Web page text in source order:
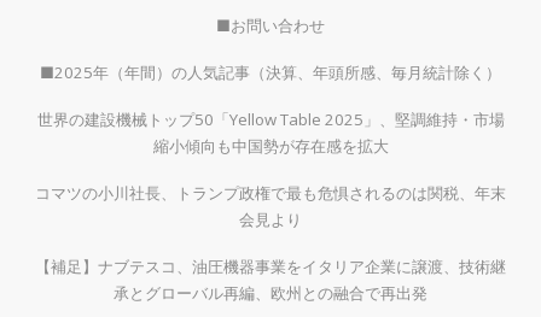
■お問い合わせ
■2025年（年間）の人気記事（決算、年頭所感、毎月統計除く）
世界の建設機械トップ50「Yellow Table 2025」、堅調維持・市場
縮小傾向も中国勢が存在感を拡大
コマツの小川社長、トランプ政権で最も危惧されるのは関税、年末
会見より
【補足】ナブテスコ、油圧機器事業をイタリア企業に譲渡、技術継
承とグローバル再編、欧州との融合で再出発